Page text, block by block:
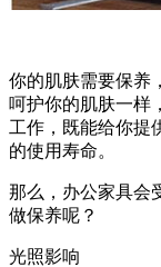
你的肌肤需要保养
呵护你的肌肤一样
工作，既能给你提
的使用寿命。
那么，办公家具会
做保养呢？
光照影响